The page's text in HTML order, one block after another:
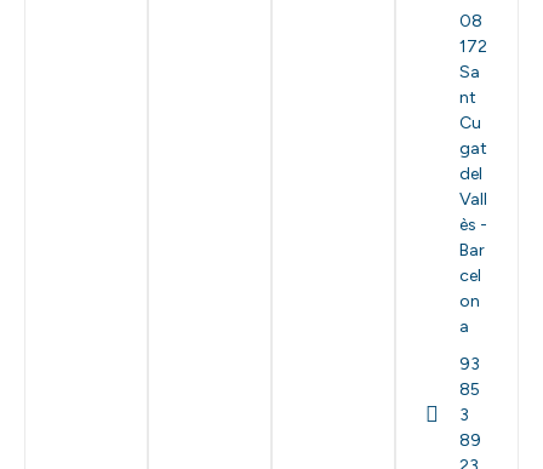
08
172
Sa
nt
Cu
gat
del
Vall
ès -
Bar
cel
on
a
93
85
3
89